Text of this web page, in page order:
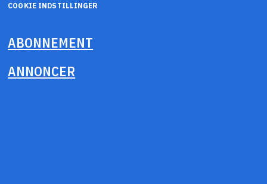
COOKIE INDSTILLINGER
ABONNEMENT
ANNONCER